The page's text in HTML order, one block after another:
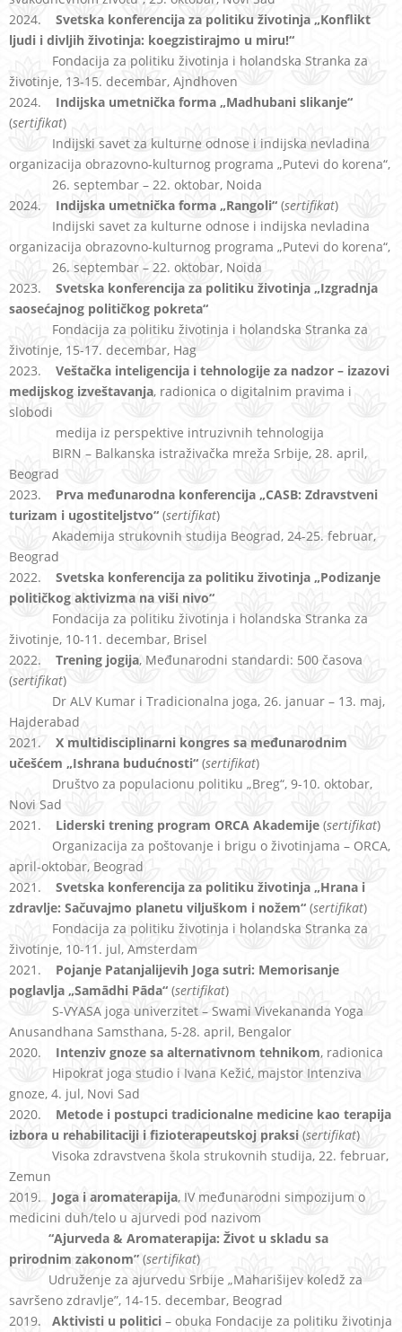
2024. Svetska konferencija za politiku životinja „Konflikt
ljudi i divljih životinja: koegzistirajmo u miru!“
Fondacija za politiku životinja i holandska Stranka za
životinje, 13-15. decembar, Ajndhoven
2024. Indijska umetnička forma „Madhubani slikanje“
(sertifikat)
Indijski savet za kulturne odnose i indijska nevladina
organizacija obrazovno-kulturnog programa „Putevi do korena“,
26. septembar – 22. oktobar, Noida
2024. Indijska umetnička forma „Rangoli“ (sertifikat)
Indijski savet za kulturne odnose i indijska nevladina
organizacija obrazovno-kulturnog programa „Putevi do korena“,
26. septembar – 22. oktobar, Noida
2023. Svetska konferencija za politiku životinja „Izgradnja
saosećajnog političkog pokreta“
Fondacija za politiku životinja i holandska Stranka za
životinje, 15-17. decembar, Hag
2023. Veštačka inteligencija i tehnologije za nadzor – izazovi
medijskog izveštavanja, radionica o digitalnim pravima i
slobodi
medija iz perspektive intruzivnih tehnologija
BIRN – Balkanska istraživačka mreža Srbije, 28. april,
Beograd
2023. Prva međunarodna konferencija „CASB: Zdravstveni
turizam i ugostiteljstvo“ (sertifikat)
Akademija strukovnih studija Beograd, 24-25. februar,
Beograd
2022.
Svetska konferencija za politiku životinja „Podizanje
političkog aktivizma na viši nivo“
Fondacija za politiku životinja i holandska Stranka za
životinje, 10-11. decembar, Brisel
2022. Trening jogija, Međunarodni standardi: 500 časova
(sertifikat)
Dr ALV Kumar i Tradicionalna joga, 26. januar – 13. maj,
Hajderabad
2021.
X multidisciplinarni kongres sa međunarodnim
učešćem „Ishrana budućnosti“ (sertifikat)
Društvo za populacionu politiku „Breg“, 9-10. oktobar,
Novi Sad
2021. Liderski trening program ORCA Akademije (sertifikat)
Organizacija za poštovanje i brigu o životinjama – ORCA,
april-oktobar, Beograd
2021. Svetska konferencija za politiku životinja „Hrana i
zdravlje: Sačuvajmo planetu viljuškom i nožem“ (sertifikat)
Fondacija za politiku životinja i holandska Stranka za
životinje, 10-11. jul, Amsterdam
2021. Pojanje Patanjalijevih Joga sutri: Memorisanje
poglavlja „Samādhi Pāda“ (sertifikat)
S-VYASA joga univerzitet – Swami Vivekananda Yoga
Anusandhana Samsthana, 5-28. april, Bengalor
2020. Intenziv gnoze sa alternativnom tehnikom, radionica
Hipokrat joga studio i Ivana Kežić, majstor Intenziva
gnoze, 4. jul, Novi Sad
2020. Metode i postupci tradicionalne medicine kao terapija
izbora u rehabilitaciji i fizioterapeutskoj praksi (sertifikat)
Visoka zdravstvena škola strukovnih studija, 22. februar,
Zemun
2019. Joga i aromaterapija, IV međunarodni simpozijum o
medicini duh/telo u ajurvedi pod nazivom
“Ajurveda & Aromaterapija: Život u skladu sa
prirodnim zakonom” (sertifikat)
Udruženje za ajurvedu Srbije „Maharišijev koledž za
savršeno zdravlje”, 14-15. decembar, Beograd
2019. Aktivisti u politici – obuka Fondacije za politiku životinja